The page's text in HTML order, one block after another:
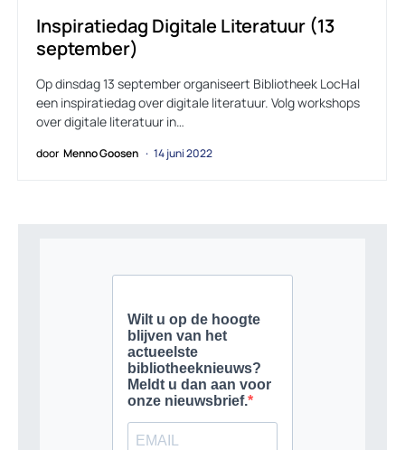
Inspiratiedag Digitale Literatuur (13
september)
Op dinsdag 13 september organiseert Bibliotheek LocHal
een inspiratiedag over digitale literatuur. Volg workshops
over digitale literatuur in…
door Menno Goosen 14 juni 2022